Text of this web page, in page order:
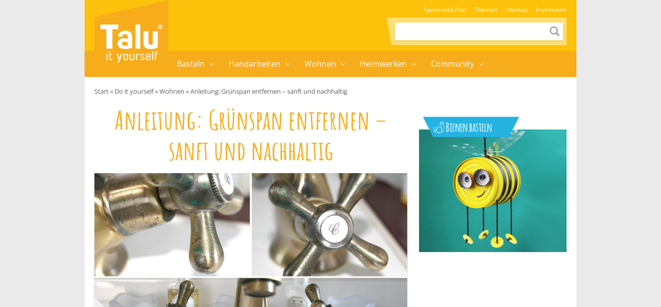
Sponsored Post Themen Sitemap Impressum
Basteln Handarbeiten Wohnen Heimwerken Community
Start» Do it yourself»Wohnen »Anleitung: Grünspan entfernen – sanft und nachhaltig
Anleitung: Grünspan entfernen –
sanft und nachhaltig